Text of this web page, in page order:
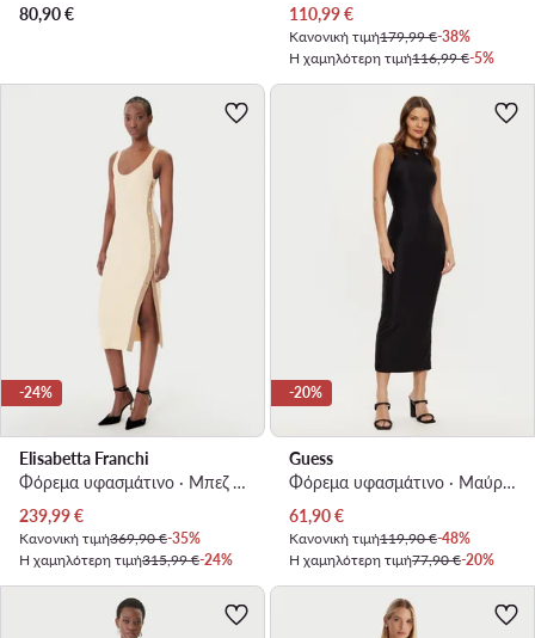
80,90€
Τρέχουσα τιμή
110,99€
Κανονική τιμή179,99 €-38%
Η χαμηλότερη τιμή116,99 €-5%
-24%
Elisabetta Franchi
Φόρεμα υφασμάτινο · Μπεζ · Midi
Τρέχουσα τιμή
239,99€
Κανονική τιμή369,90 €-35%
Η χαμηλότερη τιμή315,99 €-24%
-20%
Guess
Φόρεμα υφασμάτινο · Μαύρο · Midi
Τρέχουσα τιμή
61,90€
Κανονική τιμή119,90 €-48%
Η χαμηλότερη τιμή77,90 €-20%